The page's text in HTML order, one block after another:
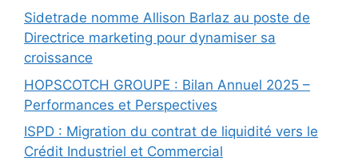
Sidetrade nomme Allison Barlaz au poste de
Directrice marketing pour dynamiser sa
croissance
HOPSCOTCH GROUPE : Bilan Annuel 2025 –
Performances et Perspectives
ISPD : Migration du contrat de liquidité vers le
Crédit Industriel et Commercial